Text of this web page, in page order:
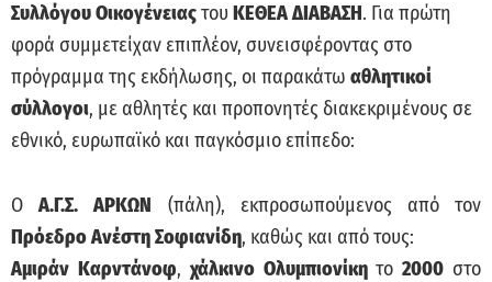
Συλλόγου ΟικογένειαςτουΚΕΘΕΑ ΔΙΑΒΑΣΗ. Για πρώτη
φορά συμμετείχαν επιπλέον, συνεισφέροντας στο
πρόγραμμα της εκδήλωσης, οι παρακάτω αθλητικοί
σύλλογοι, με αθλητές και προπονητές διακεκριμένους σε
εθνικό, ευρωπαϊκό και παγκόσμιο επίπεδο:
ΟΑ.Γ.Σ. ΑΡΚΩΝ (πάλη), εκπροσωπούμενος από τον
ΠρόεδροΑνέστη Σοφιανίδη, καθώς και από τους:
Αμιράν Καρντάνοφ,χάλκινο Ολυμπιονίκητο2000 στο